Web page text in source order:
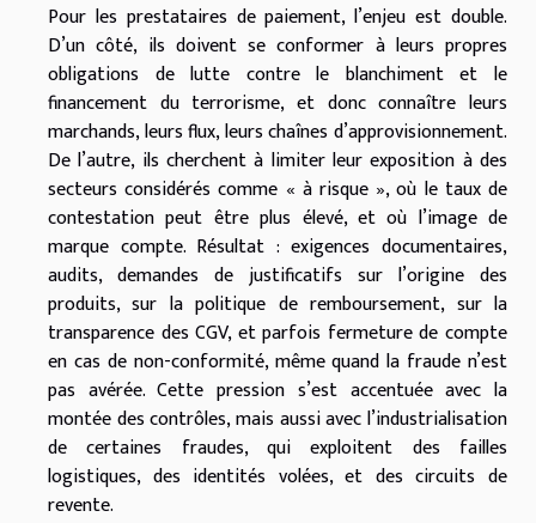
Pour les prestataires de paiement, l’enjeu est double.
D’un côté, ils doivent se conformer à leurs propres
obligations de lutte contre le blanchiment et le
financement du terrorisme, et donc connaître leurs
marchands, leurs flux, leurs chaînes d’approvisionnement.
De l’autre, ils cherchent à limiter leur exposition à des
secteurs considérés comme « à risque », où le taux de
contestation peut être plus élevé, et où l’image de
marque compte. Résultat : exigences documentaires,
audits, demandes de justificatifs sur l’origine des
produits, sur la politique de remboursement, sur la
transparence des CGV, et parfois fermeture de compte
en cas de non-conformité, même quand la fraude n’est
pas avérée. Cette pression s’est accentuée avec la
montée des contrôles, mais aussi avec l’industrialisation
de certaines fraudes, qui exploitent des failles
logistiques, des identités volées, et des circuits de
revente.